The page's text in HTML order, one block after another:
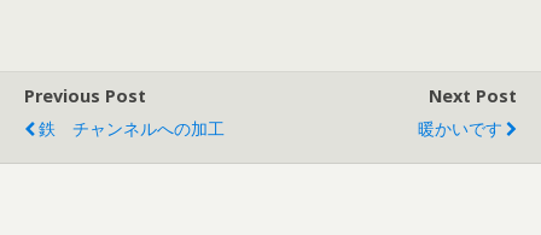
Previous Post
鉄 チャンネルへの加工
Next Post
暖かいです